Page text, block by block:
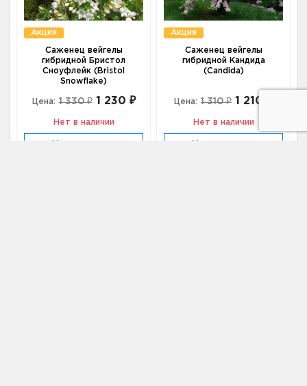
Акция
Саженец вейгелы
гибридной Бристол
Сноуфлейк (Bristol
Snowflake)
Цена: 1 330 ₽ 1 230 ₽
Нет в наличии
Акция
Саженец вейгелы
гибридной Кандида
(Candida)
Цена: 1 310 ₽ 1 210 ₽
Нет в наличии